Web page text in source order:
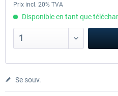
Prix incl. 20% TVA
Disponible en tant que
Se souv.